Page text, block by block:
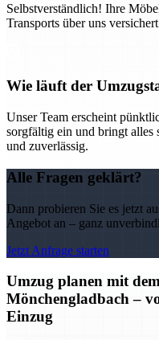
Selbstverständlich! Ihre
Transports über uns
Wie läuft der
Unser Team erscheint
sorgfältig ein und bringt alles
und zuverlässig.
Alle Fragen geklärt?
Dann probieren Sie es jetzt
Angebot an – ganz
Jetzt Anfrage starten
Umzug planen mit
Mönchengladbach –
Einzug